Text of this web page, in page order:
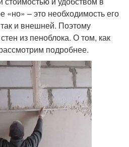
«но» – это необходимость его
и внешней. Поэтому
из пеноблока. О том, как
подробнее.